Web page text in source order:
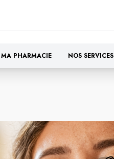
MA PHARMACIE NOS SERVICES